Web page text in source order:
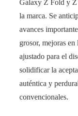
Galaxy Z Fold y Z
la marca. Se
avances
grosor, mejoras
ajustado para el
solidificar la
auténtica y
convencionales.